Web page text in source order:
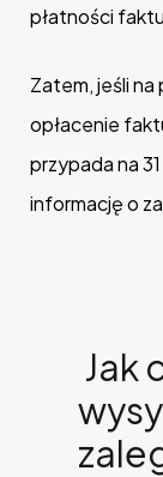
płatności
Zatem, jeśli na
opłacenie
przypada na
informację o
Jak